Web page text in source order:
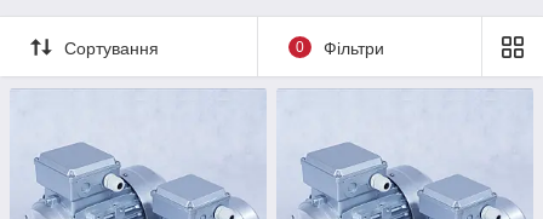
Сортування 0 Фільтри